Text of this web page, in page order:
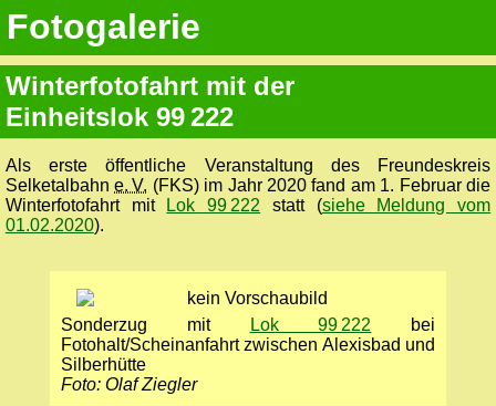
Fotogalerie
Winterfotofahrt mit der
Einheitslok 99 222
Als erste öffentliche Veranstaltung des Freundeskreis
Selketalbahne. V. (FKS) im Jahr 2020 fand am 1. Februar die
Winterfotofahrt mit
Lok 99 222 statt (siehe Meldung vom
01.02.2020).
Sonderzug mit Lok 99 222 bei
Fotohalt/Scheinanfahrt zwischen Alexisbad und
Silberhütte
Foto: Olaf Ziegler